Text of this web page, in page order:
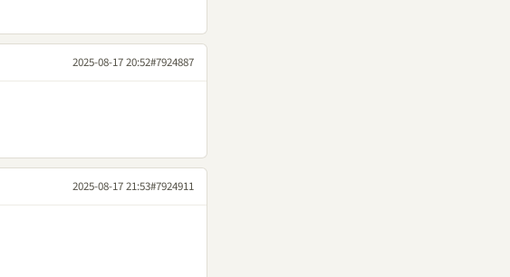
2025-08-17 20:52#7924887
2025-08-17 21:53#7924911